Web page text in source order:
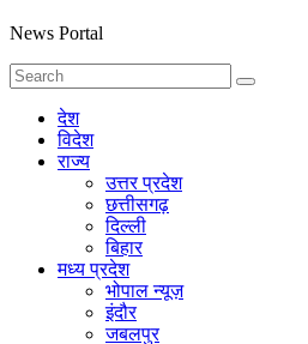
News Portal
देश
विदेश
राज्य
उत्तर प्रदेश
छत्तीसगढ़
दिल्ली
बिहार
मध्य प्रदेश
भोपाल न्यूज़
इंदौर
जबलपुर